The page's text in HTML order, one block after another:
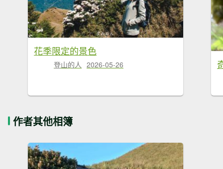
花季限定的景色
登山的人 2026-05-26
作者其他相簿